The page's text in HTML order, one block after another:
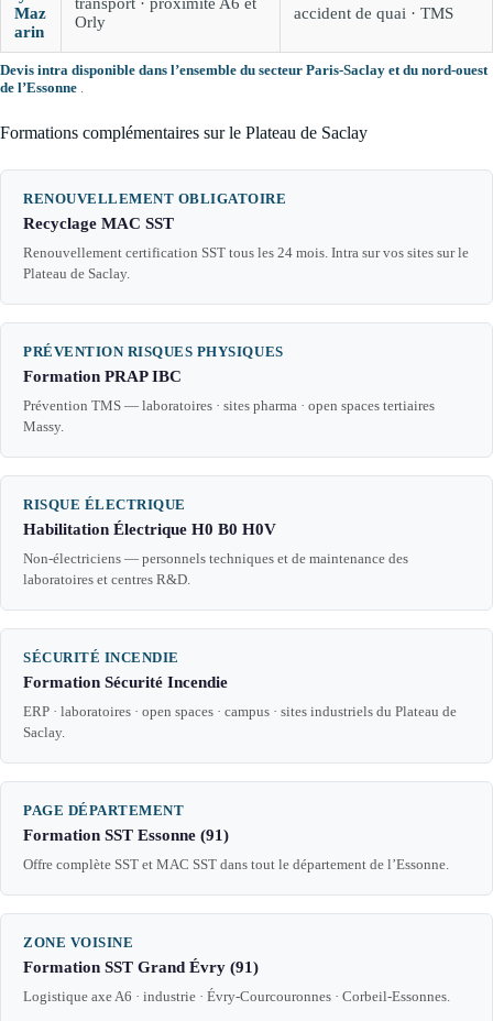
Maz
arin
Orly
accident de quai · TMS
Devis intra disponible dans l’ensemble du secteur Paris-Saclay et du nord-ouest
de l’Essonne
Formations complémentaires sur le Plateau de Saclay
RENOUVELLEMENT OBLIGATOIRE
Recyclage MAC SST
Renouvellement certification SST tous les 24 mois. Intra sur vos sites sur le
Plateau de Saclay.
PRÉVENTION RISQUES PHYSIQUES
Formation PRAP IBC
Prévention TMS — laboratoires · sites pharma · open spaces tertiaires
Massy.
RISQUE ÉLECTRIQUE
Habilitation Électrique H0 B0 H0V
Non-électriciens — personnels techniques et de maintenance des
laboratoires et centres R&D.
SÉCURITÉ INCENDIE
Formation Sécurité Incendie
ERP · laboratoires · open spaces · campus · sites industriels du Plateau de
Saclay.
PAGE DÉPARTEMENT
Formation SST Essonne (91)
Offre complète SST et MAC SST dans tout le département de l’Essonne.
ZONE VOISINE
Formation SST Grand Évry (91)
Logistique axe A6 · industrie · Évry-Courcouronnes · Corbeil-Essonnes.